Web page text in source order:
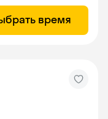
время